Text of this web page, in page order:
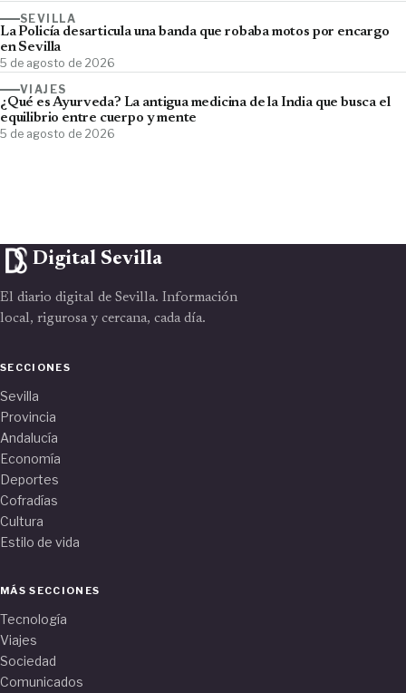
SEVILLA
La Policía desarticula una banda que robaba motos por encargo
en Sevilla
5 de agosto de 2026
VIAJES
¿Qué es Ayurveda? La antigua medicina de la India que busca el
equilibrio entre cuerpo y mente
5 de agosto de 2026
Digital Sevilla
El diario digital de Sevilla. Información
local, rigurosa y cercana, cada día.
SECCIONES
Sevilla
Provincia
Andalucía
Economía
Deportes
Cofradías
Cultura
Estilo de vida
MÁS SECCIONES
Tecnología
Viajes
Sociedad
Comunicados